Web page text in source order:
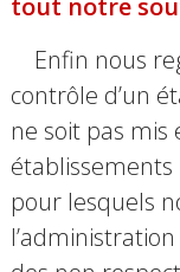
tout notre
Enfin nous
contrôle d’un
ne soit pas
pour lesquels